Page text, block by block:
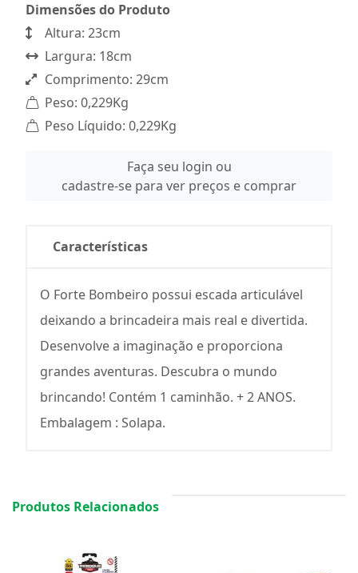
Dimensões do Produto
Altura: 23cm
Largura: 18cm
Comprimento: 29cm
Peso: 0,229Kg
Peso Líquido: 0,229Kg
Faça seu login ou
cadastre-se para ver preços e comprar
Características
O Forte Bombeiro possui escada articulável
deixando a brincadeira mais real e divertida.
Desenvolve a imaginação e proporciona
grandes aventuras. Descubra o mundo
brincando! Contém 1 caminhão. + 2 ANOS.
Embalagem : Solapa.
Produtos Relacionados